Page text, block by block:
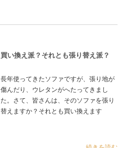
買い換え派？それとも張り替え派？
長年使ってきたソファですが、張り地が
傷んだり、ウレタンがへたってきまし
た。さて、皆さんは、そのソファを張り
替えますか？それとも買い換えます